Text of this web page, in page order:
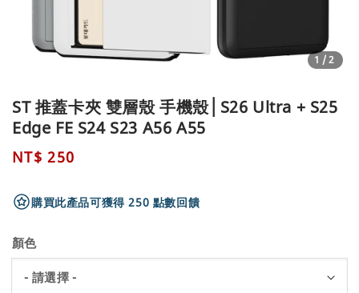
1 /2
ST 推蓋卡夾 雙層殼 手機殼│S26 Ultra + S25
Edge FE S24 S23 A56 A55
Regular
NT$ 250
購買此產品可獲得 250 點數回饋
顏色